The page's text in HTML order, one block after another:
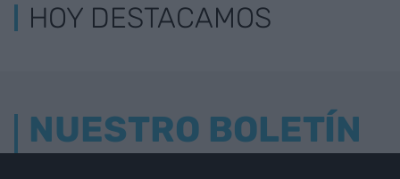
HOY DESTACAMOS
NUESTRO BOLETÍN